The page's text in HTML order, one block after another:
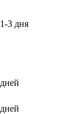
1-3 дня
дней
дней